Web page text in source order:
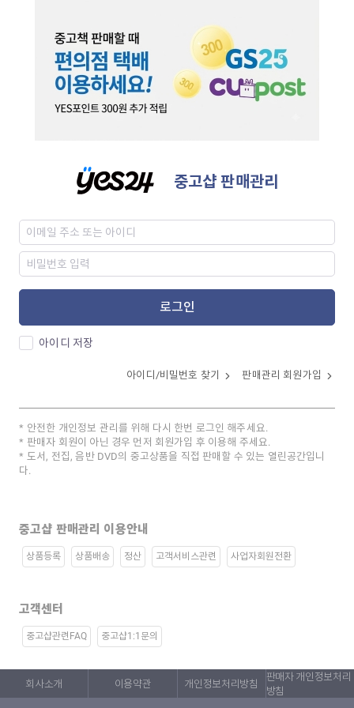
중고샵 판매관리
로그인
아이디 저장
아이디/비밀번호 찾기 판매관리 회원가입
안전한 개인정보 관리를 위해 다시 한번 로그인 해주세요.
판매자 회원이 아닌 경우 먼저 회원가입 후 이용해 주세요.
도서, 전집, 음반 DVD의 중고상품을 직접 판매할 수 있는 열린공간입니
다.
중고샵 판매관리 이용안내
상품등록 상품배송 정산 고객서비스관련 사업자회원전환
고객센터
중고샵관련FAQ 중고샵1:1문의
회사소개 이용약관 개인정보처리방침
판매자 개인정보처리
방침